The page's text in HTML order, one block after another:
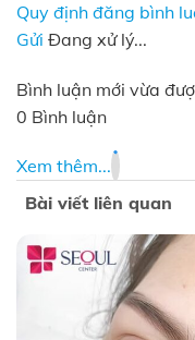
Quy định đăng bình
Gửi Đang xử lý...
Bình luận mới vừa
0 Bình luận
Xem thêm...
Bài viết liên quan